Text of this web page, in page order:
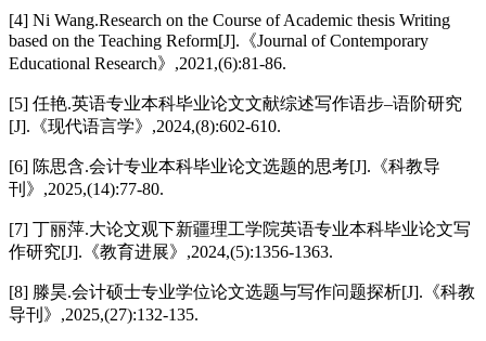
[4] Ni Wang.Research on the Course of Academic thesis Writing
based on the Teaching Reform[J].《Journal of Contemporary
Educational Research》,2021,(6):81-86.
[5] 任艳.英语专业本科毕业论文文献综述写作语步–语阶研究
[J].《现代语言学》,2024,(8):602-610.
[6] 陈思含.会计专业本科毕业论文选题的思考[J].《科教导
刊》,2025,(14):77-80.
[7] 丁丽萍.大论文观下新疆理工学院英语专业本科毕业论文写
作研究[J].《教育进展》,2024,(5):1356-1363.
[8] 滕昊.会计硕士专业学位论文选题与写作问题探析[J].《科教
导刊》,2025,(27):132-135.